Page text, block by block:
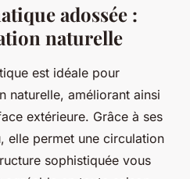
adossée :
naturelle
est idéale pour
naturelle, améliorant ainsi
extérieure. Grâce à ses
elle permet une circulation
sophistiquée vous